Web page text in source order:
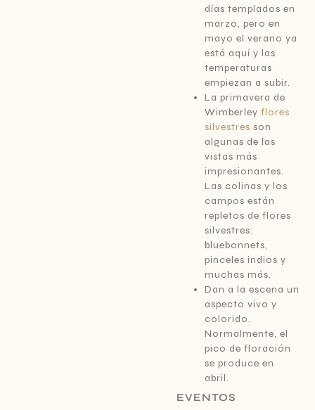
días templados en
marzo, pero en
mayo el verano ya
está aquí y las
temperaturas
empiezan a subir.
La primavera de
Wimberley flores
silvestres son
algunas de las
vistas más
impresionantes.
Las colinas y los
campos están
repletos de flores
silvestres:
bluebonnets,
pinceles indios y
muchas más.
Dan a la escena un
aspecto vivo y
colorido.
Normalmente, el
pico de floración
se produce en
abril.
EVENTOS